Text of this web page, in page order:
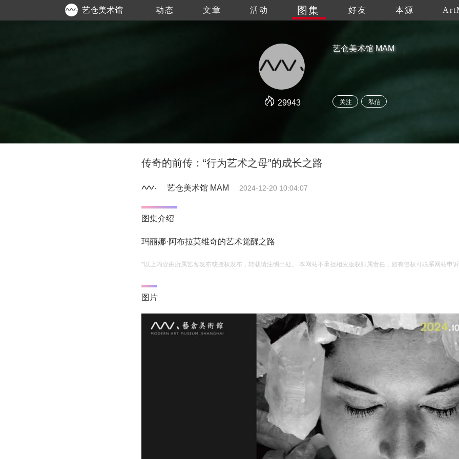
艺仓美术馆 动态 文章 活动 图集 好友 本源
29943
艺仓美术馆 MAM
关注 私信
传奇的前传：“行为艺术之母”的成长之路
艺仓美术馆 MAM 2024-12-20 10:04:07
图集介绍
玛丽娜·阿布拉莫维奇的艺术觉醒之路
*以上内容由所属艺客发布或授权发布，转载请注明出处。 本网站不承担相应版权归属责任，如有侵权可联系网站申
图片